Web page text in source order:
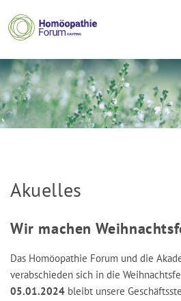
Akuelles
Wir machen
Das Homöopathie Forum und die
verabschieden sich in die
05.01.2024 bleibt unsere